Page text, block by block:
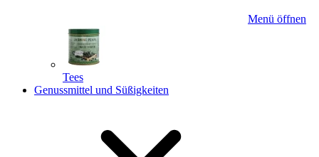
Menü öffnen
Tees
Genussmittel und Süßigkeiten